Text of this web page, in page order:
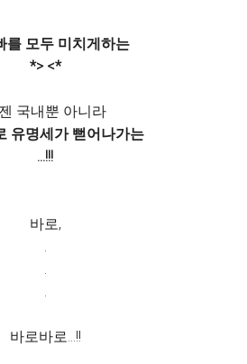
를 모두 미치게하는
*> <*
국내뿐 아니라
유명세가 뻗어나가는
...!!!
바로,
.
.
.
바로바로...!!